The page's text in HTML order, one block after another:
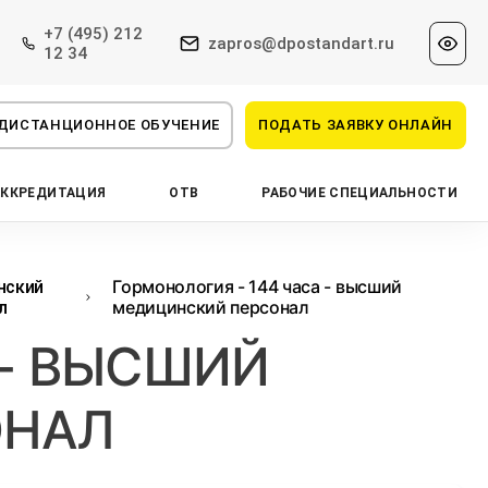
+7 (495) 212
12 34
zapros@dpostandart.ru
ОБУЧЕНИЕ ПОДАТЬ ЗАЯВКУ ОНЛАЙН
ОТВ РАБОЧИЕ СПЕЦИАЛЬНОСТИ
Гормонология - 144 часа - высший
медицинский персонал
ВЫСШИЙ